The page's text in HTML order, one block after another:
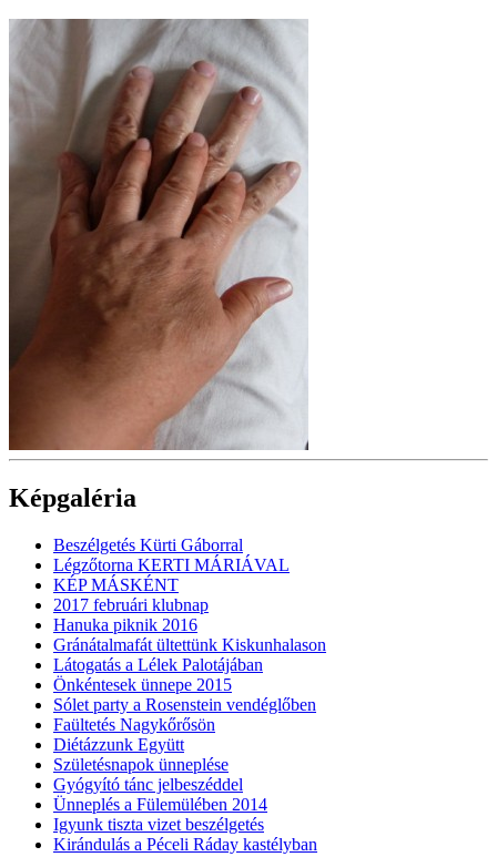
Képgaléria
Beszélgetés Kürti Gáborral
Légzőtorna KERTI MÁRIÁVAL
KÉP MÁSKÉNT
2017 februári klubnap
Hanuka piknik 2016
Gránátalmafát ültettünk Kiskunhalason
Látogatás a Lélek Palotájában
Önkéntesek ünnepe 2015
Sólet party a Rosenstein vendéglőben
Faültetés Nagykőrősön
Diétázzunk Együtt
Születésnapok ünneplése
Gyógyító tánc jelbeszéddel
Ünneplés a Fülemülében 2014
Igyunk tiszta vizet beszélgetés
Kirándulás a Péceli Ráday kastélyban